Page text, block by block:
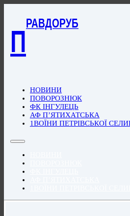
П
РАВДОРУБ
НОВИНИ
ПОВОРОЗНЮК
ФК ІНГУЛЕЦЬ
АФ П’ЯТИХАТСЬКА
1ВОЇНИ ПЕТРІВСЬКОЇ